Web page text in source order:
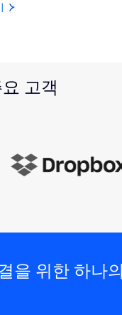
고객
을 위한 하나